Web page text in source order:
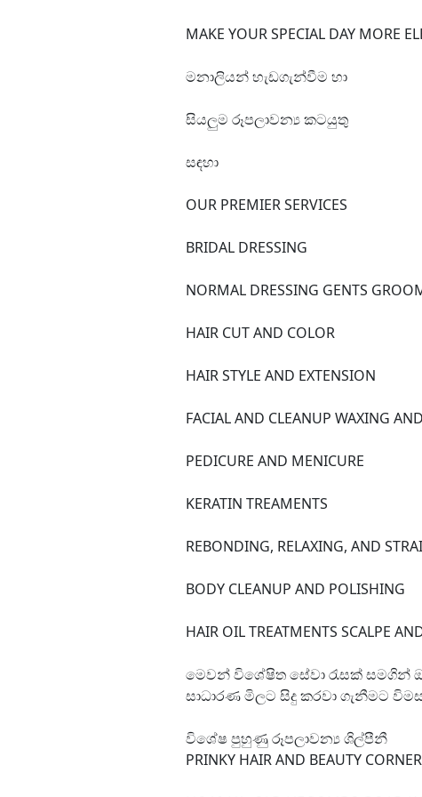
MAKE YOUR SPECIAL DAY MORE
මනාලියන් හැඩගැන්වීම හා
සියලුම රූපලාවන්‍ය කටයුතු
සඳහා
OUR PREMIER SERVICES
BRIDAL DRESSING
NORMAL DRESSING GENTS
HAIR CUT AND COLOR
HAIR STYLE AND EXTENSION
FACIAL AND CLEANUP WAXING
PEDICURE AND MENICURE
KERATIN TREAMENTS
REBONDING, RELAXING, AND
BODY CLEANUP AND POLISHING
HAIR OIL TREATMENTS SCALPE
මෙවන් විශේෂිත සේවා රැසක් සමගින්
සාධාරණ මිලට සිදු කරවා ගැනීමට
විශේෂ පුහුණු රූපලාවන්‍ය ශිල්පීනී
PRINKY HAIR AND BEAUTY CORNER